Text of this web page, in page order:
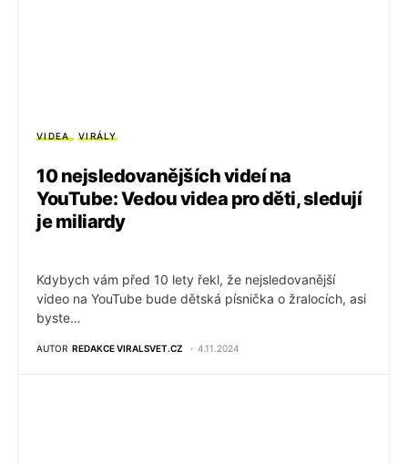
VIDEA VIRÁLY
10 nejsledovanějších videí na
YouTube: Vedou videa pro děti, sledují
je miliardy
Kdybych vám před 10 lety řekl, že nejsledovanější
video na YouTube bude dětská písnička o žralocích, asi
byste…
AUTOR REDAKCE VIRALSVET.CZ 4.11.2024